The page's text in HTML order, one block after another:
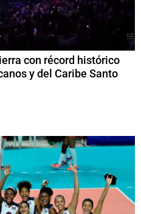
con récord histórico
y del Caribe Santo